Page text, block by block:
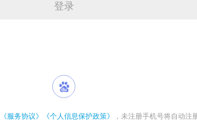
登录
《服务协议》 《个人信息保护政策》 ，未注册手机号将自动注